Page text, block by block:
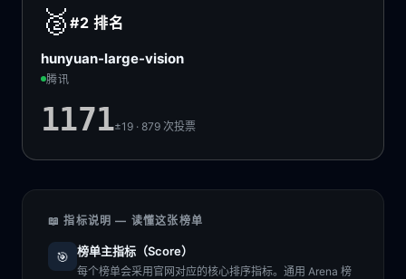
🥈 #2排名
hunyuan-large-vision
腾讯
1171±19 · 879次投票
📖 指标说明 — 读懂这张榜单
🎯 榜单主指标（Score）
每个榜单会采用官网对应的核心排序指标。通用 Arena 榜